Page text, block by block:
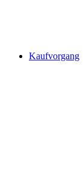
Kaufvorgang